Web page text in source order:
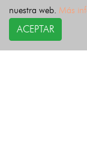
nuestra web. Más
ACEPTAR